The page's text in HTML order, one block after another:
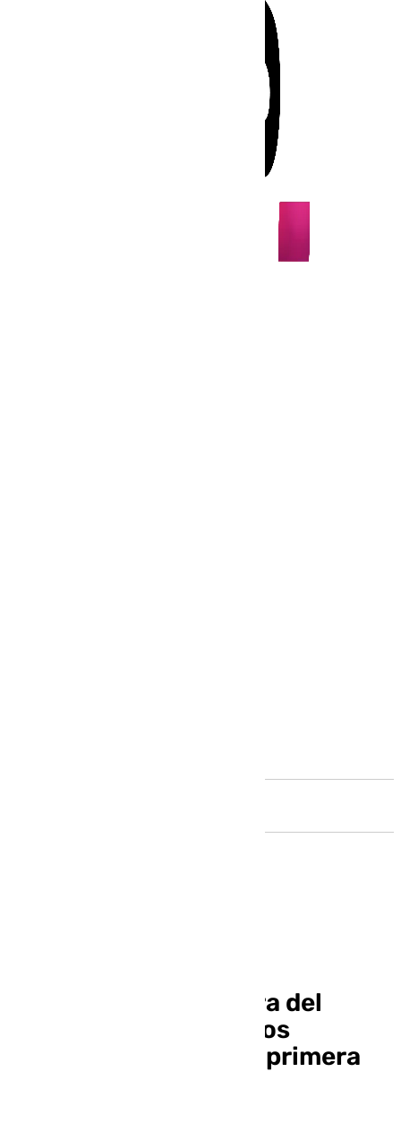
Cádiz rompe la barrera del
desempleo y baja de los
100.000 parados por primera